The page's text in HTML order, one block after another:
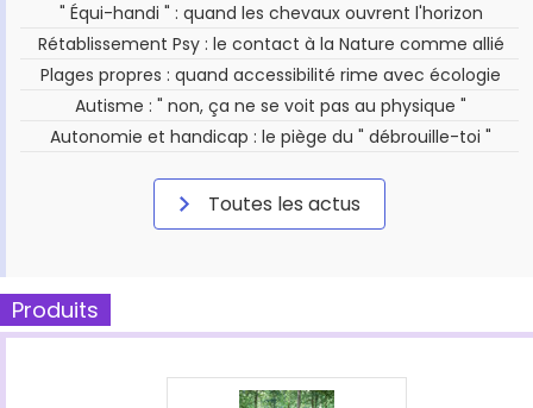
" Équi-handi " : quand les chevaux ouvrent l'horizon
Rétablissement Psy : le contact à la Nature comme allié
Plages propres : quand accessibilité rime avec écologie
Autisme : " non, ça ne se voit pas au physique "
Autonomie et handicap : le piège du " débrouille-toi "
Toutes les actus
Produits